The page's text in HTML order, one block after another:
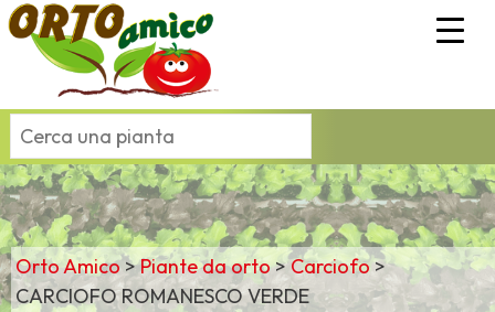
Orto Amico>Piante da orto>Carciofo>
CARCIOFO ROMANESCO VERDE